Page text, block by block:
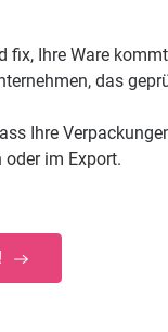
fix, Ihre Ware
das
Ihre
im Export.